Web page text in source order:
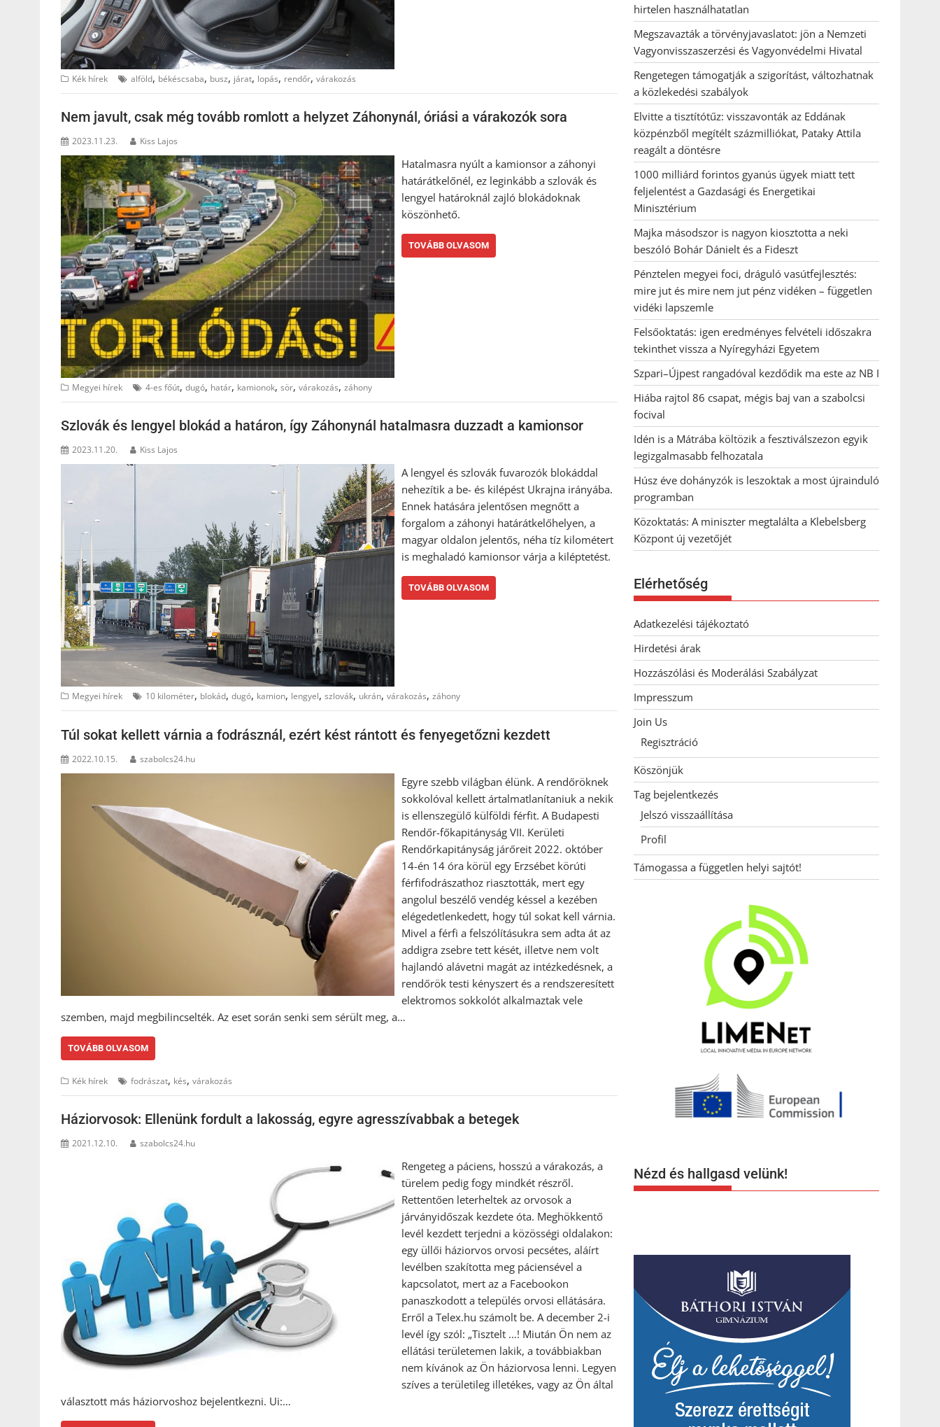
Kék hírek alföld, békéscsaba, busz, járat, lopás, rendőr, várakozás
Nem javult, csak még tovább romlott a helyzet Záhonynál, óriási a várakozók sora
2023.11.23. Kiss Lajos
Hatalmasra nyúlt a kamionsor a záhonyi
határátkelőnél, ez leginkább a szlovák és
lengyel határoknál zajló blokádoknak
köszönhető.
TOVÁBB OLVASOM
Megyei hírek 4-es főút, dugó, határ, kamionok, sör, várakozás, záhony
Szlovák és lengyel blokád a határon, így Záhonynál hatalmasra duzzadt a kamionsor
2023.11.20. Kiss Lajos
A lengyel és szlovák fuvarozók blokáddal
nehezítik a be- és kilépést Ukrajna irányába.
Ennek hatására jelentősen megnőtt a
forgalom a záhonyi határátkelőhelyen, a
magyar oldalon jelentős, néha tíz kilométert
is meghaladó kamionsor várja a kiléptetést.
TOVÁBB OLVASOM
Megyei hírek 10 kilométer, blokád, dugó, kamion, lengyel, szlovák, ukrán, várakozás, záhony
Túl sokat kellett várnia a fodrásznál, ezért kést rántott és fenyegetőzni kezdett
2022.10.15. szabolcs24.hu
Egyre szebb világban élünk. A rendőröknek
sokkolóval kellett ártalmatlanítaniuk a nekik
is ellenszegülő külföldi férfit. A Budapesti
Rendőr-főkapitányság VII. Kerületi
Rendőrkapitányság járőreit 2022. október
14-én 14 óra körül egy Erzsébet körúti
férfifodrászathoz riasztották, mert egy
angolul beszélő vendég késsel a kezében
elégedetlenkedett, hogy túl sokat kell várnia.
Mivel a férfi a felszólításukra sem adta át az
addigra zsebre tett kését, illetve nem volt
hajlandó alávetni magát az intézkedésnek, a
rendőrök testi kényszert és a rendszeresített
elektromos sokkolót alkalmaztak vele
szemben, majd megbilincselték. Az eset során senki sem sérült meg, a…
TOVÁBB OLVASOM
Kék hírek fodrászat, kés, várakozás
Háziorvosok: Ellenünk fordult a lakosság, egyre agresszívabbak a betegek
2021.12.10. szabolcs24.hu
Rengeteg a páciens, hosszú a várakozás, a
türelem pedig fogy mindkét részről.
Rettentően leterheltek az orvosok a
járványidőszak kezdete óta. Meghökkentő
levél kezdett terjedni a közösségi oldalakon:
egy üllői háziorvos orvosi pecsétes, aláírt
levélben szakította meg páciensével a
kapcsolatot, mert az a Facebookon
panaszkodott a település orvosi ellátására.
Erről a Telex.hu számolt be. A december 2-i
levél így szól: „Tisztelt …! Miután Ön nem az
ellátási területemen lakik, a továbbiakban
nem kívánok az Ön háziorvosa lenni. Legyen
szíves a területileg illetékes, vagy az Ön által
választott más háziorvoshoz bejelentkezni. Ui:…
hirtelen használhatatlan
Megszavazták a törvényjavaslatot: jön a Nemzeti
Vagyonvisszaszerzési és Vagyonvédelmi Hivatal
Rengetegen támogatják a szigorítást, változhatnak
a közlekedési szabályok
Elvitte a tisztítótűz: visszavonták az Eddának
közpénzből megítélt százmilliókat, Pataky Attila
reagált a döntésre
1000 milliárd forintos gyanús ügyek miatt tett
feljelentést a Gazdasági és Energetikai
Minisztérium
Majka másodszor is nagyon kiosztotta a neki
beszóló Bohár Dánielt és a Fideszt
Pénztelen megyei foci, dráguló vasútfejlesztés:
mire jut és mire nem jut pénz vidéken – független
vidéki lapszemle
Felsőoktatás: igen eredményes felvételi időszakra
tekinthet vissza a Nyíregyházi Egyetem
Szpari–Újpest rangadóval kezdődik ma este az NB I
Hiába rajtol 86 csapat, mégis baj van a szabolcsi
focival
Idén is a Mátrába költözik a fesztiválszezon egyik
legizgalmasabb felhozatala
Húsz éve dohányzók is leszoktak a most újrainduló
programban
Közoktatás: A miniszter megtalálta a Klebelsberg
Központ új vezetőjét
Elérhetőség
Adatkezelési tájékoztató
Hirdetési árak
Hozzászólási és Moderálási Szabályzat
Impresszum
Join Us
Regisztráció
Köszönjük
Tag bejelentkezés
Jelszó visszaállítása
Profil
Támogassa a független helyi sajtót!
Nézd és hallgasd velünk!